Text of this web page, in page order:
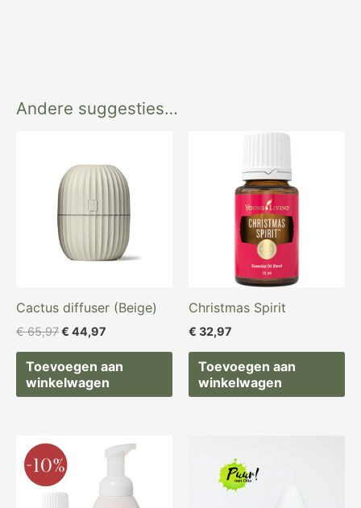
Andere suggesties…
Cactus diffuser (Beige)
€65,97
was:
€ 65,97.
€ 44,97
is:
€ 44,97.
Toevoegen aan
winkelwagen
Christmas Spirit
€ 32,97
Toevoegen aan
winkelwagen
Oorspronkelijke
prijs
was:
€ 52,97.
Huidige
prijs
€ 45,97.